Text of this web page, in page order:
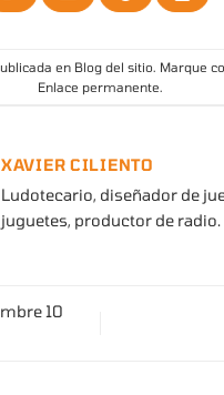
en Blog del sitio. Marque
Enlace permanente.
XAVIER CILIENTO
Ludotecario, diseñador de
juguetes, productor de radio.
10